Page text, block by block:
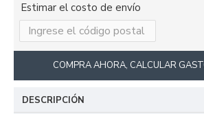
Estimar el costo de envío
COMPRA AHORA, CALCULAR
DESCRIPCIÓN